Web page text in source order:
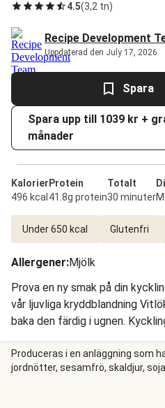
4.5(3,2 tn)
Recipe Development
Uppdaterad den July 17, 2026
Spara
Spara upp till 1039 kr +
månader
Kalorier
496 kcal
Protein
41.8g protein
Totalt
30 minuter
Under 650 kcal Glutenfri
Allergener:Mjölk
Prova en ny smak på din
vår ljuvliga kryddblandning
baka den färdig i ugnen.
potatis som rostas til
med en fräsch sallad med
honung- & senapdressing, och
Produceras i en anläggning som
jordnötter, sesamfrö, skaldjur,